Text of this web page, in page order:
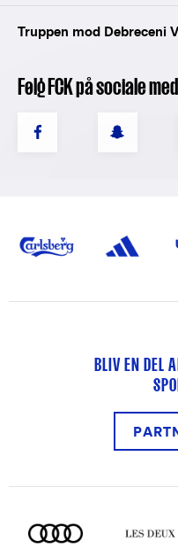
Truppen mod Debreceni
Følg FCK på sociale
BLIV EN DEL